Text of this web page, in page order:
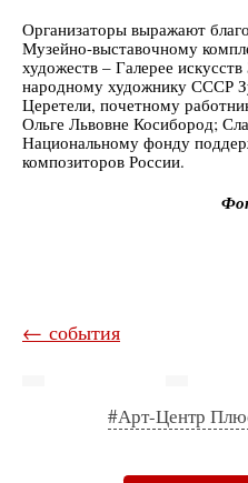
Организаторы выражают
Музейно-выставочному
художеств – Галерее
народному художнику СССР
Церетели, почетному
Ольге Львовне Косибород;
Национальному фонду
композиторов России.
← события
#Арт-Центр